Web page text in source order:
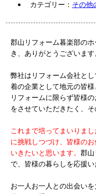
カテゴリー： その他
郡山リフォーム暮楽部の
き、ありがとうございます
弊社はリフォーム会社と
着の企業として地元の皆様
リフォームに限らず皆様
をさせていただきたく、
これまで培ってまいりま
に挑戦しつづけ、皆様の
いきたいと思います。 郡山
で、皆様の暮らしを応援い
お一人お一人との出会い